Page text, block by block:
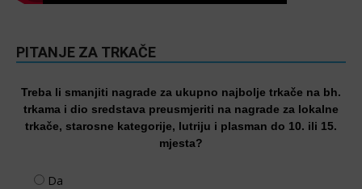
PITANJE ZA TRKAČE
Treba li smanjiti nagrade za ukupno najbolje trkače na bh.
trkama i dio sredstava preusmjeriti na nagrade za lokalne
trkače, starosne kategorije, lutriju i plasman do 10. ili 15.
mjesta?
Da